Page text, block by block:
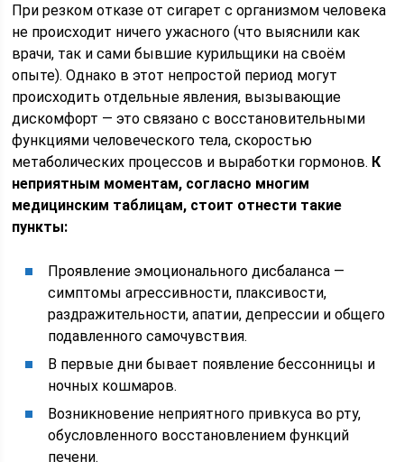
При резком отказе от сигарет с организмом человека
не происходит ничего ужасного (что выяснили как
врачи, так и сами бывшие курильщики на своём
опыте). Однако в этот непростой период могут
происходить отдельные явления, вызывающие
дискомфорт — это связано с восстановительными
функциями человеческого тела, скоростью
метаболических процессов и выработки гормонов. К
неприятным моментам, согласно многим
медицинским таблицам, стоит отнести такие
пункты:
Проявление эмоционального дисбаланса —
симптомы агрессивности, плаксивости,
раздражительности, апатии, депрессии и общего
подавленного самочувствия.
В первые дни бывает появление бессонницы и
ночных кошмаров.
Возникновение неприятного привкуса во рту,
обусловленного восстановлением функций
печени.